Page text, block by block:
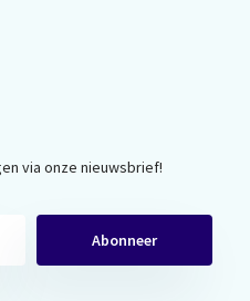
via onze nieuwsbrief!
Abonneer